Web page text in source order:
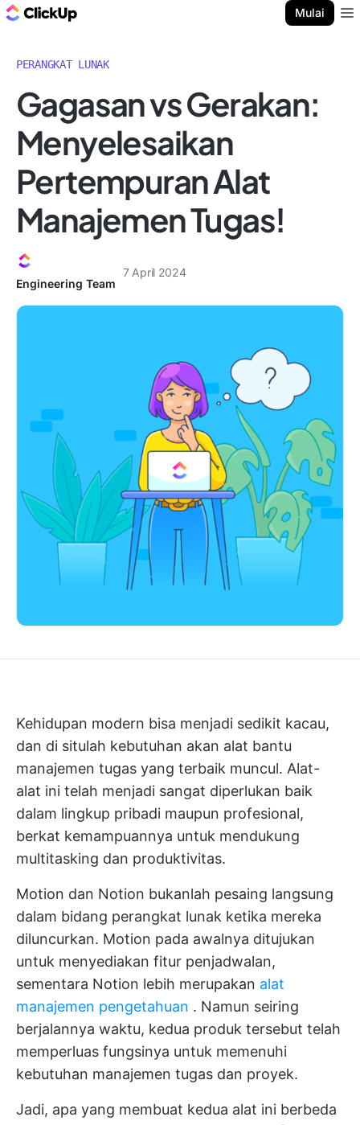
Mulai
PERANGKAT LUNAK
Gagasan vs Gerakan:
Menyelesaikan
Pertempuran Alat
Manajemen Tugas!
Engineering Team
7 April 2024
Kehidupan modern bisa menjadi sedikit kacau,
dan di situlah kebutuhan akan alat bantu
manajemen tugas yang terbaik muncul. Alat-
alat ini telah menjadi sangat diperlukan baik
dalam lingkup pribadi maupun profesional,
berkat kemampuannya untuk mendukung
multitasking dan produktivitas.
Motion dan Notion bukanlah pesaing langsung
dalam bidang perangkat lunak ketika mereka
diluncurkan. Motion pada awalnya ditujukan
untuk menyediakan fitur penjadwalan,
sementara Notion lebih merupakan alat
manajemen pengetahuan . Namun seiring
berjalannya waktu, kedua produk tersebut telah
memperluas fungsinya untuk memenuhi
kebutuhan manajemen tugas dan proyek.
Jadi, apa yang membuat kedua alat ini berbeda